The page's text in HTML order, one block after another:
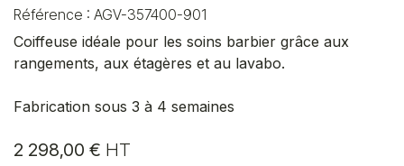
Référence : AGV-357400-901
Coiffeuse idéale pour les soins barbier grâce aux
rangements, aux étagères et au lavabo.
Fabrication sous 3 à 4 semaines
2 298,00 € HT